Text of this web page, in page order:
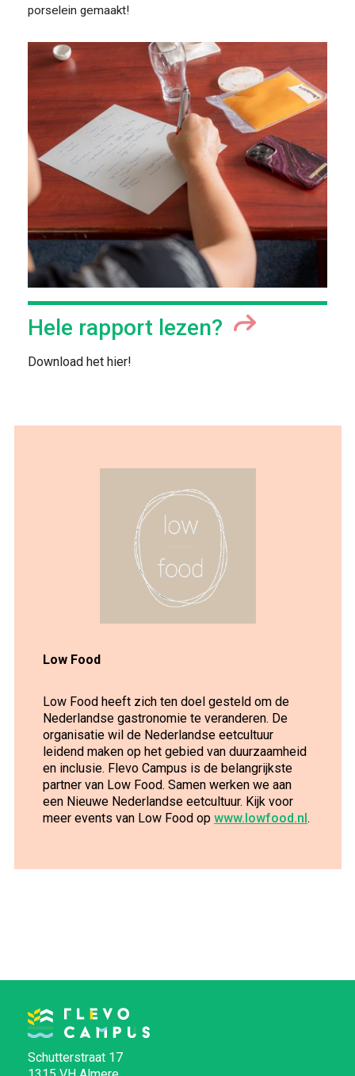
FOOD PIONEERS
porselein gemaakt!
Hele rapport lezen?
Download het hier!
Low Food
Low Food heeft zich ten doel gesteld om de
Nederlandse gastronomie te veranderen. De
organisatie wil de Nederlandse eetcultuur
leidend maken op het gebied van duurzaamheid
en inclusie. Flevo Campus is de belangrijkste
partner van Low Food. Samen werken we aan
een Nieuwe Nederlandse eetcultuur. Kijk voor
meer events van Low Food op www.lowfood.nl.
Schutterstraat 17